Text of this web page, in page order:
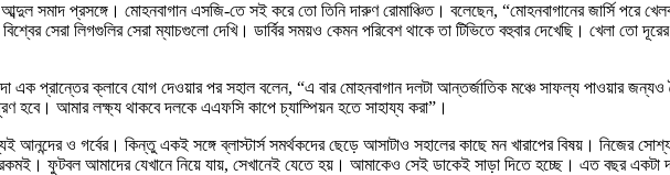
সমাদ প্রসঙ্গে। মোহনবাগান এসজি-তে সই করে তো তিনি দারুণ রোমাঞ্চিত। বলেছেন, “মোহনবাগানের জার্সি পরে
সেরা লিগগুলির সেরা ম্যাচগুলো দেখি। ডার্বির সময়ও কেমন পরিবেশ থাকে তা টিভিতে বহুবার দেখেছি। খেলা তো
এক প্রান্তের ক্লাবে যোগ দেওয়ার পর সহাল বলেন, “এ বার মোহনবাগান দলটা আন্তর্জাতিক মঞ্চে সাফল্য পাওয়ার
আমার লক্ষ্য থাকবে দলকে এএফসি কাপে চ্যাম্পিয়ন হতে সাহায্য করা”।
ও গর্বের। কিন্তু একই সঙ্গে ব্লাস্টার্স সমর্থকদের ছেড়ে আসাটাও সহালের কাছে মন খারাপের বিষয়। নিজের
রকমই। ফুটবল আমাদের যেখানে নিয়ে যায়, সেখানেই যেতে হয়। আমাকেও সেই ডাকেই সাড়া দিতে হচ্ছে। এত বছর একটা